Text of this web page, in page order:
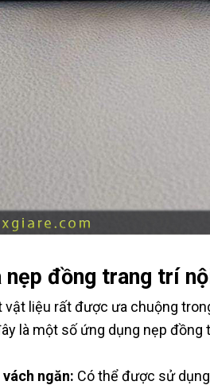
nẹp đồng trang trí
vật liệu rất được ưa chuộng
là một số ứng dụng nẹp đồng
ngăn: Có thể được sử